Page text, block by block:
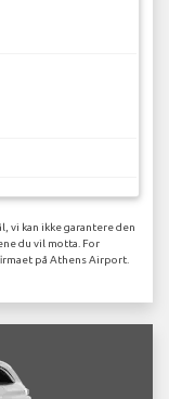
vi kan ikke garantere den
du vil motta. For
på Athens Airport.